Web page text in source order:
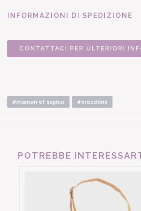
INFORMAZIONI DI SPEDIZIONE
CONTATTACI PER ULTERIORI
#maman et sophie #orecchino
POTREBBE